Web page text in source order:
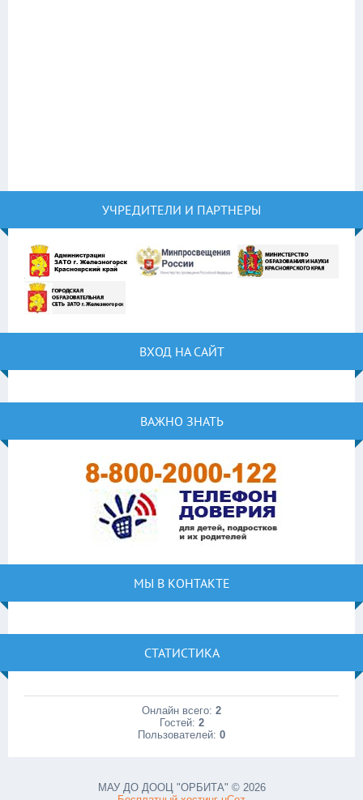
УЧРЕДИТЕЛИ И ПАРТНЕРЫ
ВХОД НА САЙТ
ВАЖНО ЗНАТЬ
МЫ В КОНТАКТЕ
СТАТИСТИКА
Онлайн всего: 2
Гостей: 2
Пользователей: 0
МАУ ДО ДООЦ "ОРБИТА" © 2026